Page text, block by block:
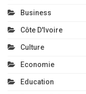
Business
Côte D'Ivoire
Culture
Economie
Education